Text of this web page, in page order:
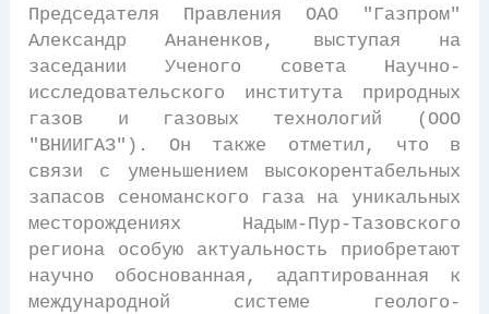
Председателя Правления ОАО "Газпром"
Александр Ананенков, выступая на
заседании Ученого совета Научно-
исследовательского института природных
газов и газовых технологий (ООО
"ВНИИГАЗ"). Он также отметил, что в
связи с уменьшением высокорентабельных
запасов сеноманского газа на уникальных
месторождениях Надым-Пур-Тазовского
региона особую актуальность приобретают
научно обоснованная, адаптированная к
международной системе геолого-